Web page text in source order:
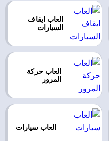
العاب ايقاف
السيارات
العاب حركة
المرور
العاب سيارات